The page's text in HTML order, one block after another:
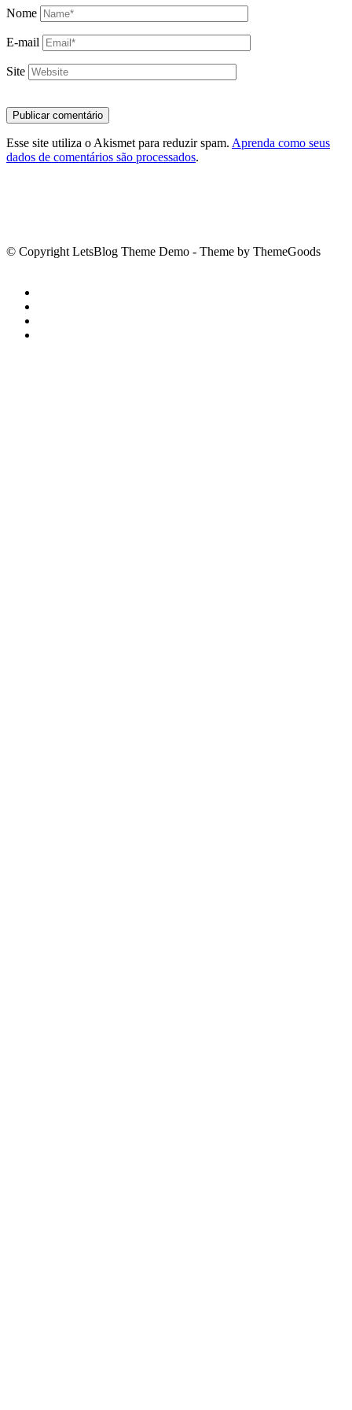
Nome
E-mail
Site
Esse site utiliza o Akismet para reduzir spam. Aprenda como seus
dados de comentários são processados.
© Copyright LetsBlog Theme Demo - Theme by ThemeGoods